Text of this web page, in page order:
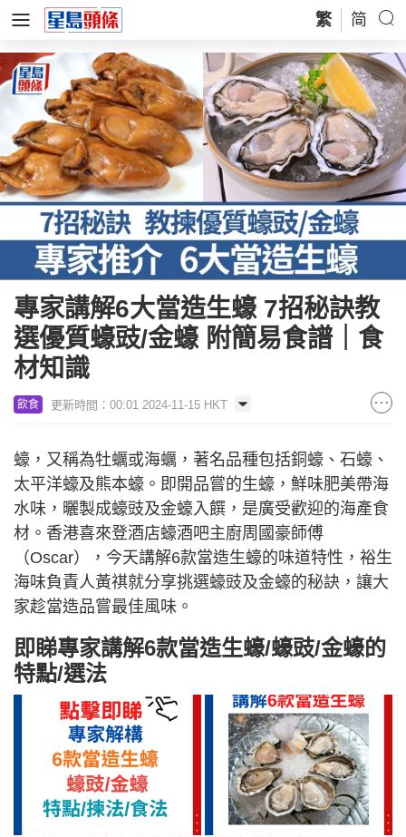
繁 简
專家講解6大當造生蠔 7招秘訣教
選優質蠔豉/金蠔 附簡易食譜｜食
材知識
飲食 更新時間：00:01 2024-11-15 HKT
蠔，又稱為牡蠣或海蠣，著名品種包括銅蠔、石蠔、
太平洋蠔及熊本蠔。即開品嘗的生蠔，鮮味肥美帶海
水味，曬製成蠔豉及金蠔入饌，是廣受歡迎的海產食
材。香港喜來登酒店蠔酒吧主廚周國豪師傅
（Oscar），今天講解6款當造生蠔的味道特性，裕生
海味負責人黃祺就分享挑選蠔豉及金蠔的秘訣，讓大
家趁當造品嘗最佳風味。
即睇專家講解6款當造生蠔/蠔豉/金蠔的
特點/選法